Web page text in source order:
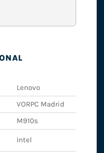
Lenovo
VORPC Madrid
M910s
Intel